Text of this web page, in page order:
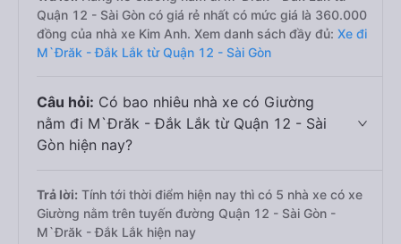
Quận 12 - Sài Gòn có giá rẻ nhất có mức giá là 360.000
đồng của nhà xe Kim Anh. Xem danh sách đầy đủ: Xe đi
M`Đrăk - Đắk Lắk từ Quận 12 - Sài Gòn
Câu hỏi: Có bao nhiêu nhà xe có Giường
nằm đi M`Đrăk - Đắk Lắk từ Quận 12 - Sài
Gòn hiện nay?
Trả lời: Tính tới thời điểm hiện nay thì có 5 nhà xe có xe
Giường nằm trên tuyến đường Quận 12 - Sài Gòn -
M`Đrăk - Đắk Lắk hiện nay